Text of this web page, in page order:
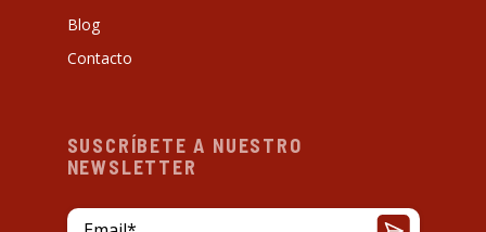
Blog
Contacto
SUSCRÍBETE A NUESTRO
NEWSLETTER